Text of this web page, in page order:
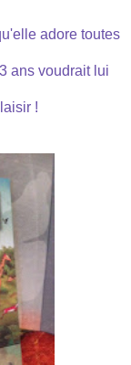
adore toutes
ans voudrait lui
!